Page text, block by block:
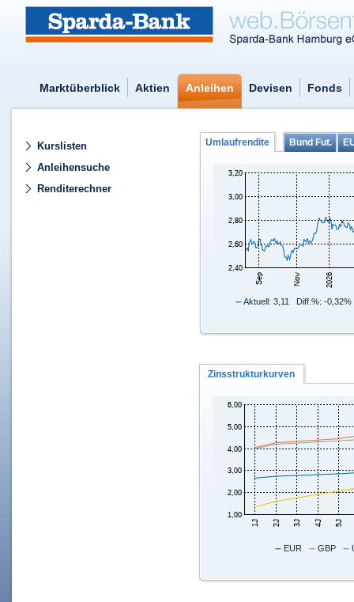
Marktüberblick Aktien Anleihen Devisen Fonds
Kurslisten
Anleihensuche
Renditerechner
Umlaufrendite Bund Fut.
–Aktuell: 3,11 Diff.%: -
Zinsstrukturkurven
– EUR – GBP –